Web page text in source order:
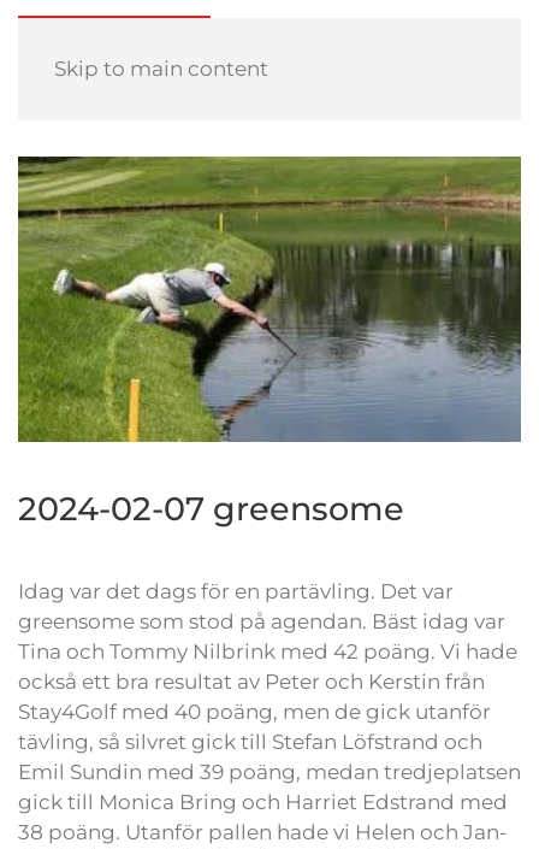
Skip to main content
2024-02-07 greensome
Idag var det dags för en partävling. Det var
greensome som stod på agendan. Bäst idag var
Tina och Tommy Nilbrink med 42 poäng. Vi hade
också ett bra resultat av Peter och Kerstin från
Stay4Golf med 40 poäng, men de gick utanför
tävling, så silvret gick till Stefan Löfstrand och
Emil Sundin med 39 poäng, medan tredjeplatsen
gick till Monica Bring och Harriet Edstrand med
38 poäng. Utanför pallen hade vi Helen och Jan-